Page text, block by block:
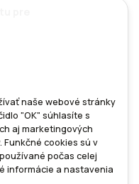
naše webové stránky
"OK" súhlasíte s
aj marketingových
cookies sú v
počas celej
informácie a nastavenia
pre